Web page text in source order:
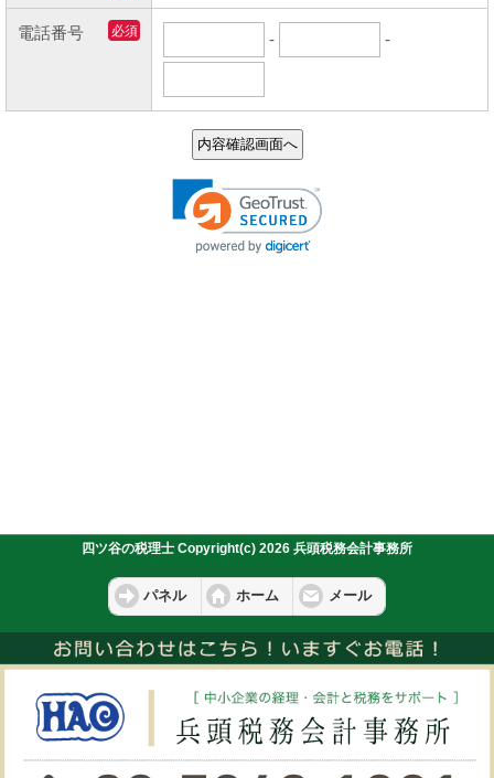
四ツ谷の税理士 Copyright(c) 2026 兵頭税務会計事務所
パネル ホーム メール